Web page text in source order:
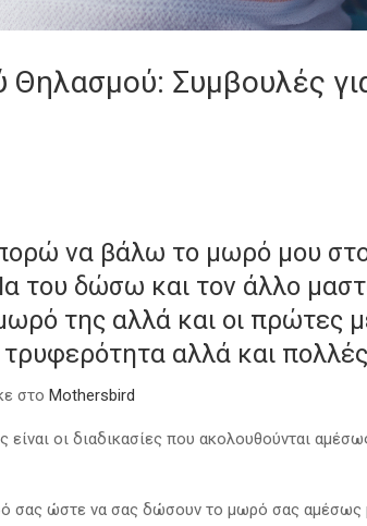
Συμβουλές
να βάλω το μωρό μου
του δώσω και τον άλλο
της αλλά και οι πρώτες
αλλά και
στο Mothersbird
οι διαδικασίες που ακολουθούνται
σας ώστε να σας δώσουν το μωρό σας αμέσως